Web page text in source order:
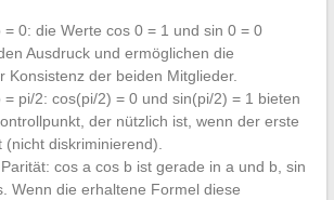
= 0: die Werte cos 0 = 1 und sin 0 = 0
Ausdruck und ermöglichen die
Konsistenz der beiden Mitglieder.
= pi/2: cos(pi/2) = 0 und sin(pi/2) = 1 bieten
der nützlich ist, wenn der erste
(nicht diskriminierend).
cos a cos b ist gerade in a und b, sin
Wenn die erhaltene Formel diese